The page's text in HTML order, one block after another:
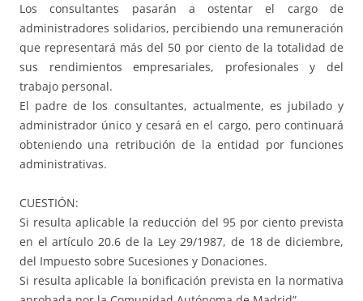
Los consultantes pasarán a ostentar el cargo de
administradores solidarios, percibiendo una remuneración
que representará más del 50 por ciento de la totalidad de
sus rendimientos empresariales, profesionales y del
trabajo personal.
El padre de los consultantes, actualmente, es jubilado y
administrador único y cesará en el cargo, pero continuará
obteniendo una retribución de la entidad por funciones
administrativas.
CUESTIÓN:
Si resulta aplicable la reducción del 95 por ciento prevista
en el artículo 20.6 de la Ley 29/1987, de 18 de diciembre,
del Impuesto sobre Sucesiones y Donaciones.
Si resulta aplicable la bonificación prevista en la normativa